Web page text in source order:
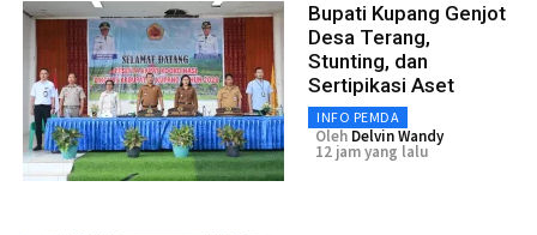
Bupati Kupang Genjot
Desa Terang,
Stunting, dan
Sertipikasi Aset
INFO PEMDA
Oleh Delvin Wandy
12 jam yang lalu